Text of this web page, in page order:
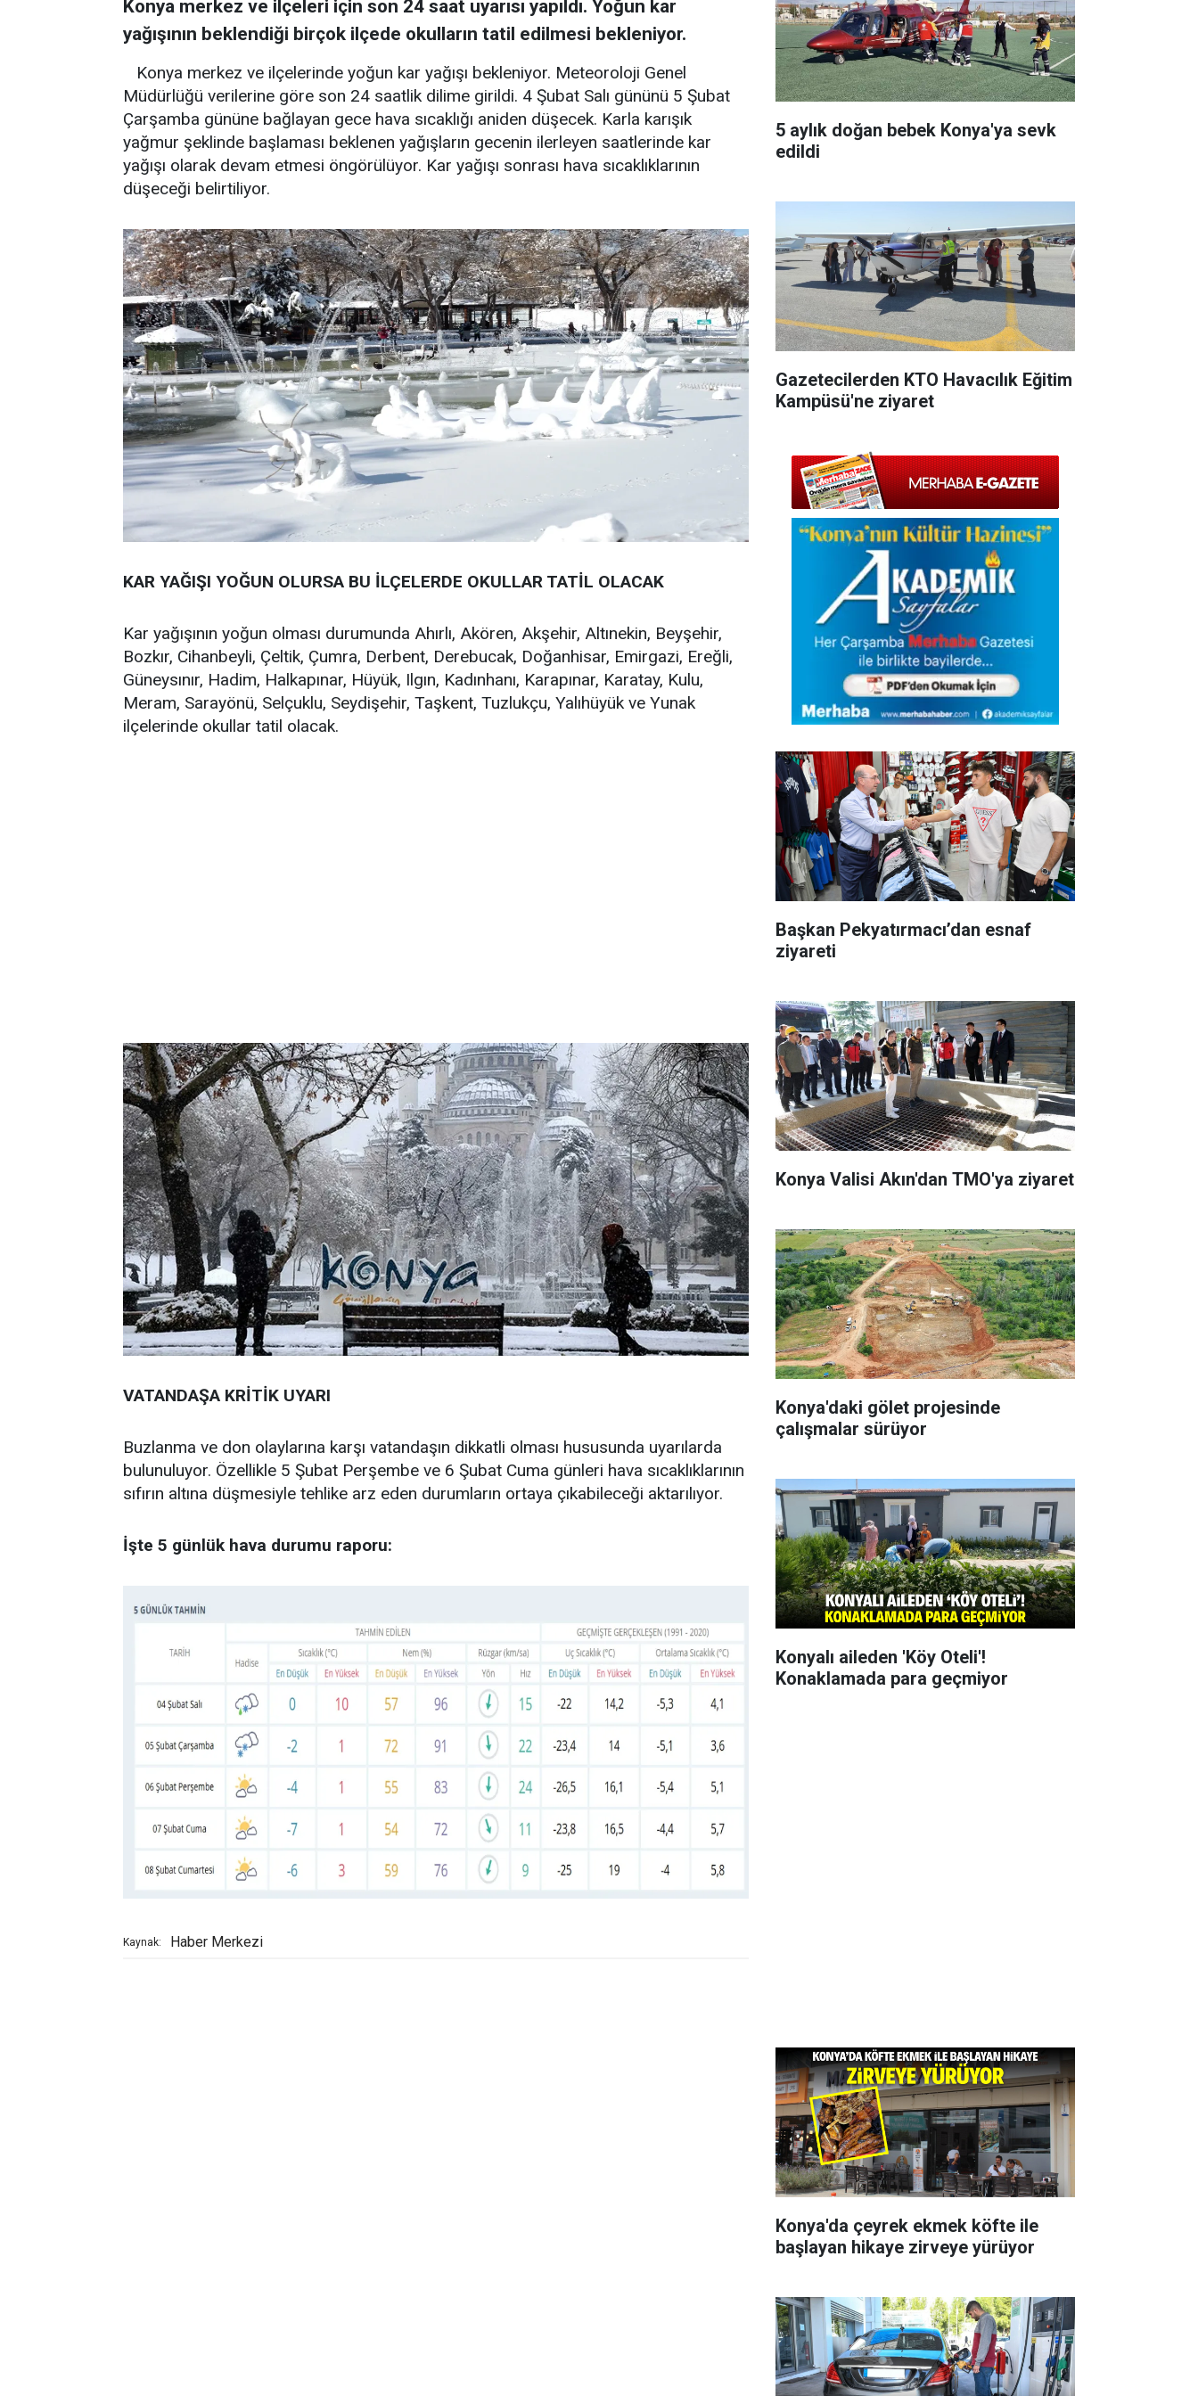
Konya merkez ve ilçeleri için son 24 saat uyarısı yapıldı. Yoğun kar
yağışının beklendiği birçok ilçede okulların tatil edilmesi bekleniyor.
Konya merkez ve ilçelerinde yoğun kar yağışı bekleniyor. Meteoroloji Genel
Müdürlüğü verilerine göre son 24 saatlik dilime girildi. 4 Şubat Salı gününü 5 Şubat
Çarşamba gününe bağlayan gece hava sıcaklığı aniden düşecek. Karla karışık
yağmur şeklinde başlaması beklenen yağışların gecenin ilerleyen saatlerinde kar
yağışı olarak devam etmesi öngörülüyor. Kar yağışı sonrası hava sıcaklıklarının
düşeceği belirtiliyor.
KAR YAĞIŞI YOĞUN OLURSA BU İLÇELERDE OKULLAR TATİL OLACAK
Kar yağışının yoğun olması durumunda Ahırlı, Akören, Akşehir, Altınekin, Beyşehir,
Bozkır, Cihanbeyli, Çeltik, Çumra, Derbent, Derebucak, Doğanhisar, Emirgazi, Ereğli,
Güneysınır, Hadim, Halkapınar, Hüyük, Ilgın, Kadınhanı, Karapınar, Karatay, Kulu,
Meram, Sarayönü, Selçuklu, Seydişehir, Taşkent, Tuzlukçu, Yalıhüyük ve Yunak
ilçelerinde okullar tatil olacak.
VATANDAŞA KRİTİK UYARI
Buzlanma ve don olaylarına karşı vatandaşın dikkatli olması hususunda uyarılarda
bulunuluyor. Özellikle 5 Şubat Perşembe ve 6 Şubat Cuma günleri hava sıcaklıklarının
sıfırın altına düşmesiyle tehlike arz eden durumların ortaya çıkabileceği aktarılıyor.
İşte 5 günlük hava durumu raporu:
Kaynak: Haber Merkezi
5 aylık doğan bebek Konya'ya sevk
edildi
Gazetecilerden KTO Havacılık Eğitim
Kampüsü'ne ziyaret
Başkan Pekyatırmacı’dan esnaf
ziyareti
Konya Valisi Akın'dan TMO'ya ziyaret
Konya'daki gölet projesinde
çalışmalar sürüyor
Konyalı aileden 'Köy Oteli'!
Konaklamada para geçmiyor
Konya'da çeyrek ekmek köfte ile
başlayan hikaye zirveye yürüyor